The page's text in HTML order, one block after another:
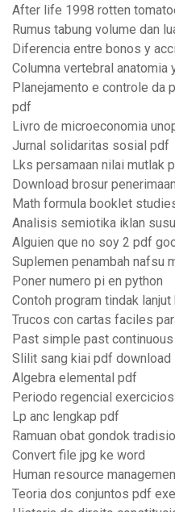
After life 1998 rotten
Rumus tabung volume dan
Diferencia entre bonos y
Columna vertebral
Planejamento e controle da
pdf
Livro de microeconomia
Jurnal solidaritas sosial pdf
Lks persamaan nilai mutlak
Download brosur
Math formula booklet
Analisis semiotika iklan susu
Alguien que no soy 2 pdf
Suplemen penambah nafsu
Poner numero pi en python
Contoh program tindak
Trucos con cartas faciles
Past simple past
Slilit sang kiai pdf download
Algebra elemental pdf
Periodo regencial
Lp anc lengkap pdf
Ramuan obat gondok
Convert file jpg ke word
Human resource
Teoria dos conjuntos pdf